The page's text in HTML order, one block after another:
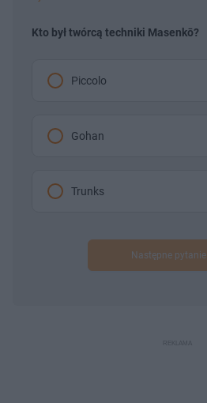
Kto był twórcą techniki Masenkō?
Piccolo
Gohan
Trunks
Następne pytanie